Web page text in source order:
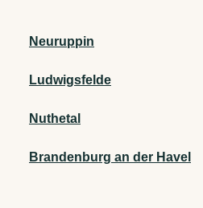
Neuruppin
Ludwigsfelde
Nuthetal
Brandenburg an der Havel